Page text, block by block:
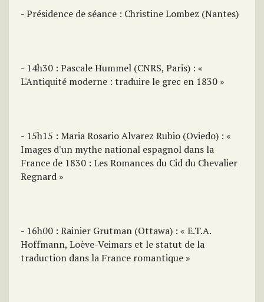
- Présidence de séance : Christine Lombez (Nantes)
- 14h30 : Pascale Hummel (CNRS, Paris) : «
L'Antiquité moderne : traduire le grec en 1830 »
- 15h15 : Maria Rosario Alvarez Rubio (Oviedo) : «
Images d'un mythe national espagnol dans la
France de 1830 : Les Romances du Cid du Chevalier
Regnard »
- 16h00 : Rainier Grutman (Ottawa) : « E.T.A.
Hoffmann, Loève-Veimars et le statut de la
traduction dans la France romantique »